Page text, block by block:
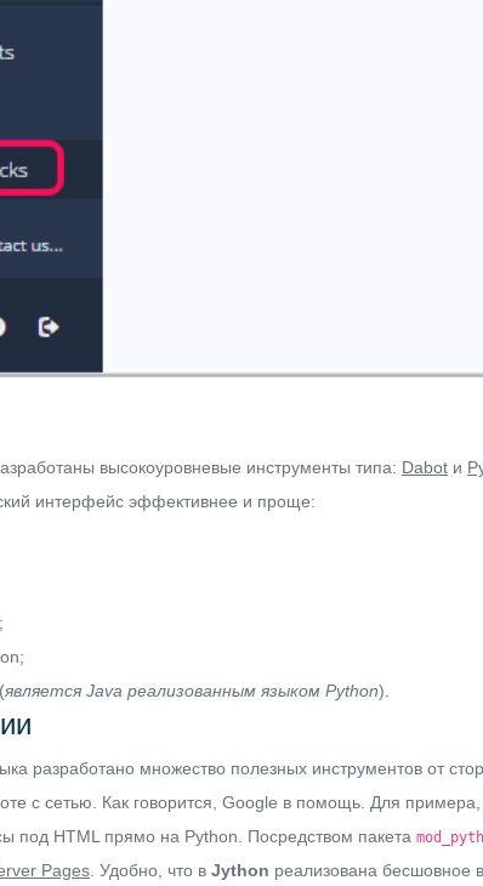
высокоуровневые инструменты типа: Dabot и
интерфейс эффективнее и проще:
является Java реализованным языком Python).
разработано множество полезных инструментов от
с сетью. Как говорится, Google в помощь. Для
под HTML прямо на Python. Посредством пакета
Pages . Удобно, что в Jython реализована бесшовное